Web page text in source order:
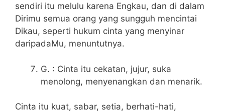
sendiri itu melulu karena Engkau, dan di dalam
Dirimu semua orang yang sungguh mencintai
Dikau, seperti hukum cinta yang menyinar
daripadaMu, menuntutnya.
G. : Cinta itu cekatan, jujur, suka
menolong, menyenangkan dan menarik.
Cinta itu kuat, sabar, setia, berhati-hati,